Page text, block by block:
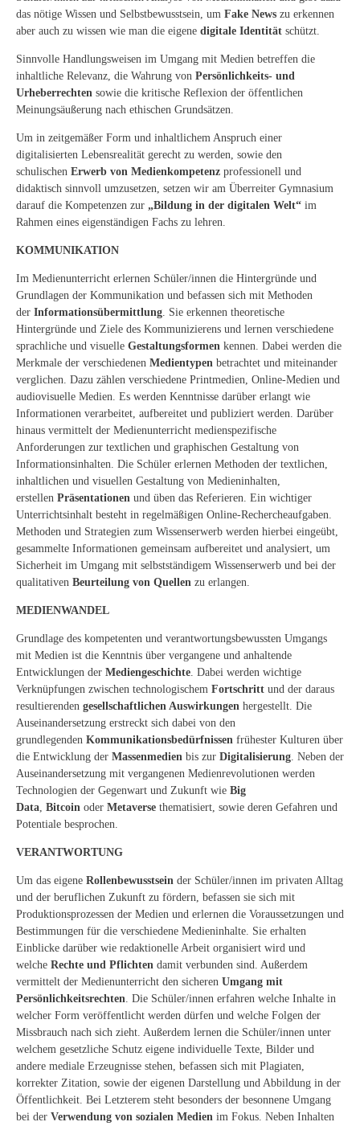
das nötige Wissen und Selbstbewusstsein, um Fake News zu erkennen
aber auch zu wissen wie man die eigene digitale Identität schützt.
Sinnvolle Handlungsweisen im Umgang mit Medien betreffen die
inhaltliche Relevanz, die Wahrung von Persönlichkeits- und
Urheberrechten sowie die kritische Reflexion der öffentlichen
Meinungsäußerung nach ethischen Grundsätzen.
Um in zeitgemäßer Form und inhaltlichem Anspruch einer
digitalisierten Lebensrealität gerecht zu werden, sowie den
schulischen Erwerb von Medienkompetenz professionell und
didaktisch sinnvoll umzusetzen, setzen wir am Überreiter Gymnasium
darauf die Kompetenzen zur „Bildung in der digitalen Welt“ im
Rahmen eines eigenständigen Fachs zu lehren.
KOMMUNIKATION
Im Medienunterricht erlernen Schüler/innen die Hintergründe und
Grundlagen der Kommunikation und befassen sich mit Methoden
der Informationsübermittlung . Sie erkennen theoretische
Hintergründe und Ziele des Kommunizierens und lernen verschiedene
sprachliche und visuelle Gestaltungsformen kennen. Dabei werden die
Merkmale der verschiedenen Medientypen betrachtet und miteinander
verglichen. Dazu zählen verschiedene Printmedien, Online-Medien und
audiovisuelle Medien. Es werden Kenntnisse darüber erlangt wie
Informationen verarbeitet, aufbereitet und publiziert werden. Darüber
hinaus vermittelt der Medienunterricht medienspezifische
Anforderungen zur textlichen und graphischen Gestaltung von
Informationsinhalten. Die Schüler erlernen Methoden der textlichen,
inhaltlichen und visuellen Gestaltung von Medieninhalten,
erstellen Präsentationen und üben das Referieren. Ein wichtiger
Unterrichtsinhalt besteht in regelmäßigen Online-Rechercheaufgaben.
Methoden und Strategien zum Wissenserwerb werden hierbei eingeübt,
gesammelte Informationen gemeinsam aufbereitet und analysiert, um
Sicherheit im Umgang mit selbstständigem Wissenserwerb und bei der
qualitativen Beurteilung von Quellen zu erlangen.
MEDIENWANDEL
Grundlage des kompetenten und verantwortungsbewussten Umgangs
mit Medien ist die Kenntnis über vergangene und anhaltende
Entwicklungen der Mediengeschichte . Dabei werden wichtige
Verknüpfungen zwischen technologischem Fortschritt und der daraus
resultierenden gesellschaftlichen Auswirkungen hergestellt. Die
Auseinandersetzung erstreckt sich dabei von den
grundlegenden Kommunikationsbedürfnissen frühester Kulturen über
die Entwicklung der Massenmedien bis zur Digitalisierung . Neben der
Auseinandersetzung mit vergangenen Medienrevolutionen werden
Technologien der Gegenwart und Zukunft wie Big
Data Bitcoin oder Metaverse thematisiert, sowie deren Gefahren und
Potentiale besprochen.
VERANTWORTUNG
Um das eigene Rollenbewusstsein der Schüler/innen im privaten Alltag
und der beruflichen Zukunft zu fördern, befassen sie sich mit
Produktionsprozessen der Medien und erlernen die Voraussetzungen und
Bestimmungen für die verschiedene Medieninhalte. Sie erhalten
Einblicke darüber wie redaktionelle Arbeit organisiert wird und
welche Rechte und Pflichten damit verbunden sind. Außerdem
vermittelt der Medienunterricht den sicheren Umgang mit
Persönlichkeitsrechten . Die Schüler/innen erfahren welche Inhalte in
welcher Form veröffentlicht werden dürfen und welche Folgen der
Missbrauch nach sich zieht. Außerdem lernen die Schüler/innen unter
welchem gesetzliche Schutz eigene individuelle Texte, Bilder und
andere mediale Erzeugnisse stehen, befassen sich mit Plagiaten,
korrekter Zitation, sowie der eigenen Darstellung und Abbildung in der
Öffentlichkeit. Bei Letzterem steht besonders der besonnene Umgang
bei der Verwendung von sozialen Medien im Fokus. Neben Inhalten